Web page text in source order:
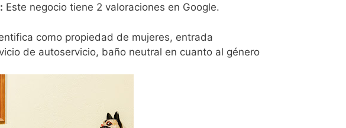
Este negocio tiene 2 valoraciones en Google.
como propiedad de mujeres, entrada
de autoservicio, baño neutral en cuanto al género